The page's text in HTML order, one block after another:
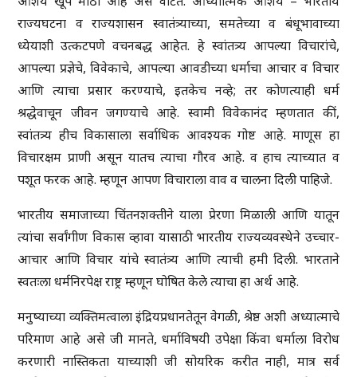
राज्यघटना व राज्यशासन स्वातंत्र्याच्या, समतेच्या व बंधूभावाच्या
ध्येयाशी उत्कटपणे वचनबद्ध आहेत. हे स्वांतत्र्य आपल्या विचारांचे,
आपल्या प्रज्ञेचे, विवेकाचे, आपल्या आवडीच्या धर्माचा आचार व विचार
आणि त्याचा प्रसार करण्याचे, इतकेच नव्हे; तर कोणत्याही धर्म
श्रद्धेवाचून जीवन जगण्याचे आहे. स्वामी विवेकानंद म्हणतात कीं,
स्वांतत्र्य हीच विकासाला सर्वाधिक आवश्यक गोष्ट आहे. माणूस हा
विचारक्षम प्राणी असून यातच त्याचा गौरव आहे. व हाच त्याच्यात व
पशूत फरक आहे. म्हणून आपण विचाराला वाव व चालना दिली पाहिजे.
भारतीय समाजाच्या चिंतनशक्तीने याला प्रेरणा मिळाली आणि यातून
त्यांचा सर्वांगीण विकास व्हावा यासाठी भारतीय राज्यव्यवस्थेने उच्चार-
आचार आणि विचार यांचे स्वातंत्र्य आणि त्याची हमी दिली. भारताने
स्वतःला धर्मनिरपेक्ष राष्ट्र म्हणून घोषित केले त्याचा हा अर्थ आहे.
मनुष्याच्या व्यक्तिमत्वाला इंद्रियप्रधानतेतून वेगळी, श्रेष्ठ अशी अध्यात्माचे
परिमाण आहे असे जी मानते, धर्माविषयी उपेक्षा किंवा धर्माला विरोध
करणारी नास्तिकता याच्याशी जी सोयरिक करीत नाही, मात्र सर्व